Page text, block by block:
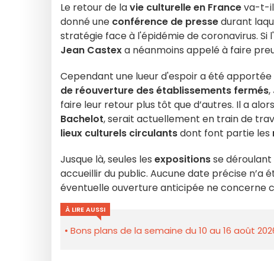
Le retour de lavie culturelle en Franceva-t-il
donné une conférence de pressedurant
stratégie face à l'épidémie de coronavirus. Si
Jean Castexa néanmoins appelé à faire
Cependant une lueur d'espoir a été apportée
de réouverture des établissements fermés,
faire leur retour plus tôt que d’autres. Il a
Bachelot, serait actuellement en train de
lieux culturels circulantsdont font partie les
Jusque là, seules les expositionsse déroulant
accueillir du public. Aucune date précise n’a
éventuelle ouverture anticipée ne concerne
À LIRE AUSSI
Bons plans de la semaine du 10 au 16 août